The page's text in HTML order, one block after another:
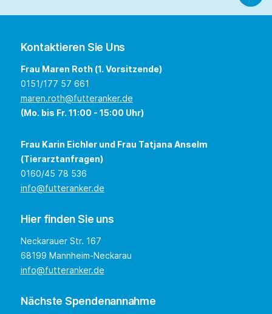
Kontaktieren Sie Uns
Frau Maren Roth (1. Vorsitzende)
0151/177 57 661
maren.roth@futteranker.de
(Mo. bis Fr. 11:00 - 15:00 Uhr)
Frau Karin Eichler und Frau Tatjana Anselm
(Tierarztanfragen)
0160/45 78 536
info@futteranker.de
Hier finden Sie uns
Neckarauer Str. 167
68199 Mannheim-Neckarau
info@futteranker.de
Nächste Spendenannahme